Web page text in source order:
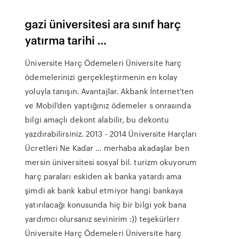
gazi üniversitesi ara sınıf harç
yatırma tarihi ...
Üniversite Harç Ödemeleri Üniversite harç
ödemelerinizi gerçekleştirmenin en kolay
yoluyla tanışın. Avantajlar. Akbank İnternet'ten
ve Mobil'den yaptığınız ödemeler s onrasında
bilgi amaçlı dekont alabilir, bu dekontu
yazdırabilirsiniz. 2013 - 2014 Üniversite Harçları
Ücretleri Ne Kadar ... merhaba akadaşlar ben
mersin üniversitesi sosyal bil. turizm okuyorum
harç paraları eskiden ak banka yatardı ama
şimdi ak bank kabul etmiyor hangi bankaya
yatırılacağı konusunda hiç bir bilgi yok bana
yardımcı olursanız sevinirim :)) teşekürlerr
Üniversite Harç Ödemeleri Üniversite harç